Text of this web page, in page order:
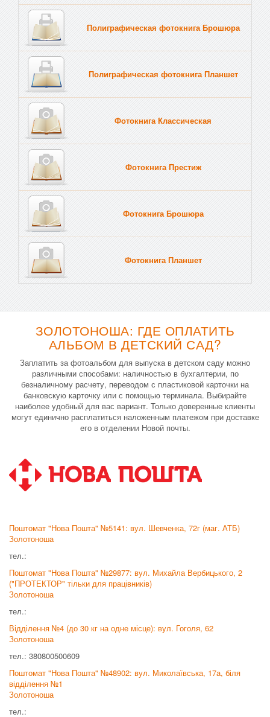
Полиграфическая фотокнига Брошюра
Полиграфическая фотокнига Планшет
Фотокнига Классическая
Фотокнига Престиж
Фотокнига Брошюра
Фотокнига Планшет
ЗОЛОТОНОША: ГДЕ ОПЛАТИТЬ
АЛЬБОМ В ДЕТСКИЙ САД?
Заплатить за фотоальбом для выпуска в детском саду можно
различными способами: наличностью в бухгалтерии, по
безналичному расчету, переводом с пластиковой карточки на
банковскую карточку или с помощью терминала. Выбирайте
наиболее удобный для вас вариант. Только доверенные клиенты
могут единично расплатиться наложенным платежом при доставке
его в отделении Новой почты.
Поштомат "Нова Пошта" №5141: вул. Шевченка, 72г (маг. АТБ)
Золотоноша
тел.:
Поштомат "Нова Пошта" №29877: вул. Михайла Вербицького, 2
("ПРОТЕКТОР" тільки для працівників)
Золотоноша
тел.:
Відділення №4 (до 30 кг на одне місце): вул. Гоголя, 62
Золотоноша
тел.: 380800500609
Поштомат "Нова Пошта" №48902: вул. Миколаївська, 17а, біля
відділення №1
Золотоноша
тел.: